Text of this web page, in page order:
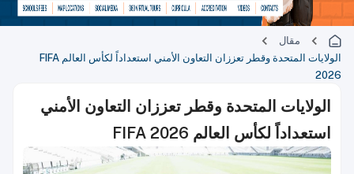
مقال
الولايات المتحدة وقطر تعززان التعاون الأمني استعداداً لكأس العالم FIFA
2026
الولايات المتحدة وقطر تعززان التعاون الأمني
استعداداً لكأس العالم FIFA 2026